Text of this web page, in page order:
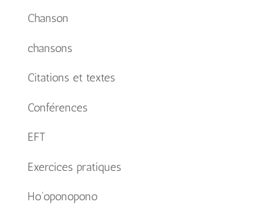
Chanson
chansons
Citations et textes
Conférences
EFT
Exercices pratiques
Ho'oponopono